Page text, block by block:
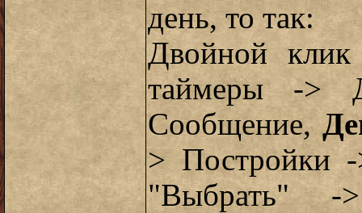
день, то так:
Двойной
таймеры ->
Сообщение,
> Постройки -
"Выбрать" -